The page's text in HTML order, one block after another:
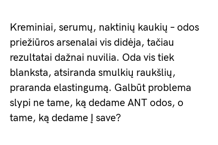
Kreminiai, serumų, naktinių kaukių – odos
priežiūros arsenalai vis didėja, tačiau
rezultatai dažnai nuvilia. Oda vis tiek
blanksta, atsiranda smulkių raukšlių,
praranda elastingumą. Galbūt problema
slypi ne tame, ką dedame ANT odos, o
tame, ką dedame Į save?